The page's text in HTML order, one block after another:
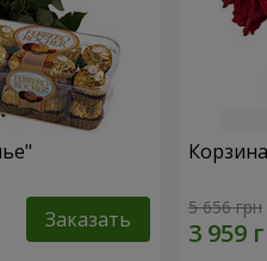
Заказать 5 656 грн